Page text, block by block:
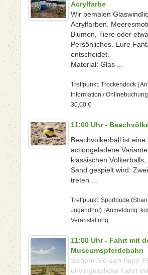
Acrylfarbe
Wir bemalen
Acrylfarben.
Blumen, Tiere oder
Persönliches. Eure
entscheidet.
Material: Glas ...
Treffpunkt: Trockendock |
Information /
30,00 €
11:00 Uhr -
Beachvölkerball ist eine
actiongeladene
klassischen
Sand gespielt wird.
treten ...
Treffpunkt: Sportbude
Jugendhof) | Anmeldung:
Veranstaltung
11:00 Uhr - Fahrt mit
Museumspferdebahn
Sichern Sie sich Ihren
unvergessliche Fahrt